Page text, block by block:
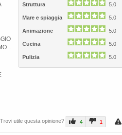
Struttura 5.0
Mare e spiaggia 5.0
Animazione 5.0
Cucina 5.0
Pulizia 5.0
Trovi utile questa opinione? 4 1